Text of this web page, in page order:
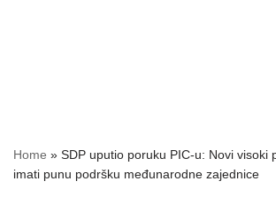
Home » SDP uputio poruku PIC-u: Novi visoki
imati punu podršku međunarodne zajednice